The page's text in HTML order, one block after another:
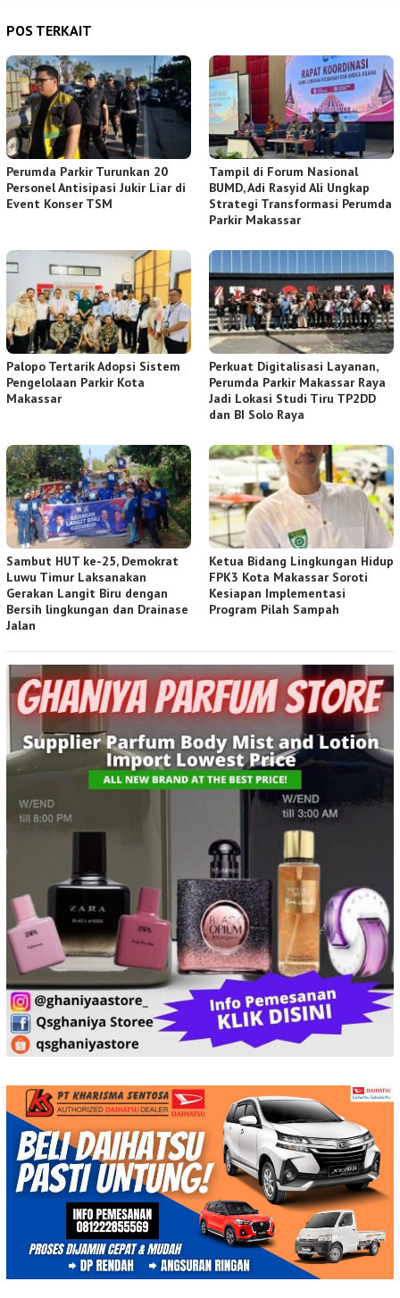
POS TERKAIT
Perumda Parkir Turunkan 20
Personel Antisipasi Jukir Liar di
Event Konser TSM
Tampil di Forum Nasional
BUMD, Adi Rasyid Ali Ungkap
Strategi Transformasi Perumda
Parkir Makassar
Palopo Tertarik Adopsi Sistem
Pengelolaan Parkir Kota
Makassar
Perkuat Digitalisasi Layanan,
Perumda Parkir Makassar Raya
Jadi Lokasi Studi Tiru TP2DD
dan BI Solo Raya
Sambut HUT ke-25, Demokrat
Luwu Timur Laksanakan
Gerakan Langit Biru dengan
Bersih lingkungan dan Drainase
Jalan
Ketua Bidang Lingkungan Hidup
FPK3 Kota Makassar Soroti
Kesiapan Implementasi
Program Pilah Sampah